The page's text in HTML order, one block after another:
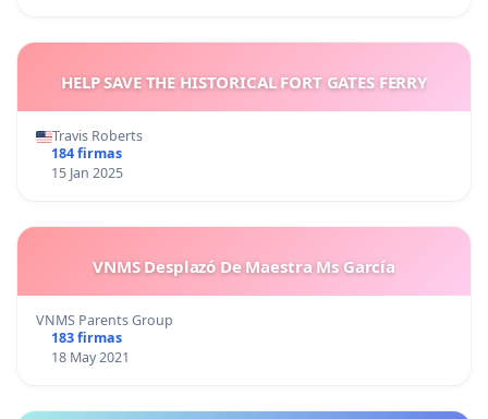
HELP SAVE THE HISTORICAL FORT GATES FERRY
Travis Roberts
184 firmas
15 Jan 2025
VNMS Desplazó De Maestra Ms García
VNMS Parents Group
183 firmas
18 May 2021